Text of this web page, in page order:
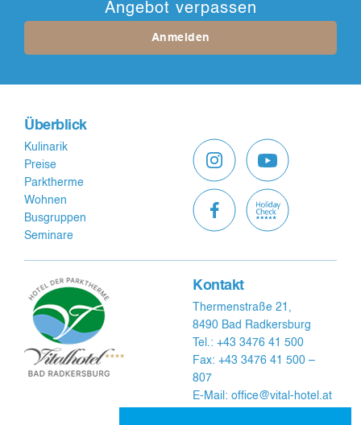
Angebot verpassen
Anmelden
Kontakt
Thermenstraße 21,
8490 Bad Radkersburg
Tel.: +43 3476 41 500
Fax: +43 3476 41 500 –
807
E-Mail: office@vital-hotel.at
Überblick
Kulinarik
Preise
Parktherme
Wohnen
Busgruppen
Seminare